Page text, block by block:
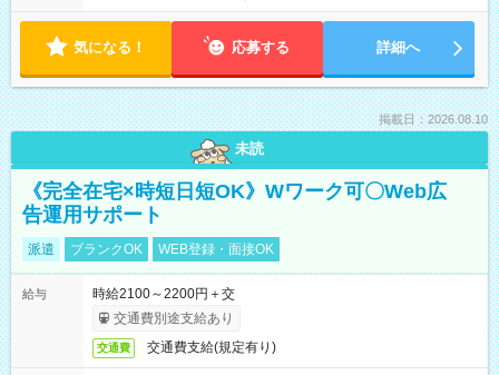
気になる！ 応募する 詳細へ
掲載日：2026.08.10
未読
《完全在宅×時短日短OK》Wワーク可〇Web広
告運用サポート
派遣 ブランクOK WEB登録・面接OK
給与
時給2100～2200円＋交
交通費別途支給あり
交通費 交通費支給(規定有り)